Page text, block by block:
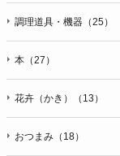
調理道具・機器（25）
本（27）
花卉（かき）（13）
おつまみ（18）